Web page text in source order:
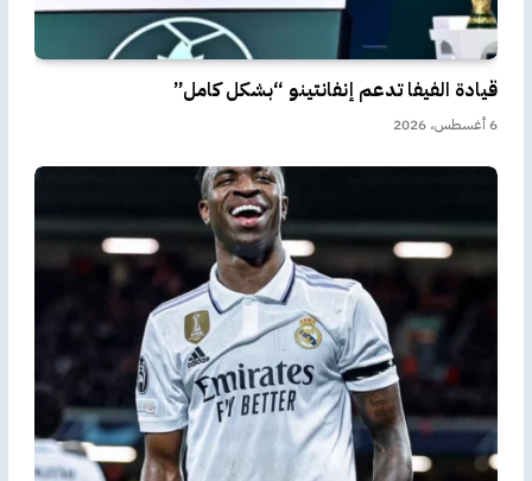
قيادة الفيفا تدعم إنفانتينو “بشكل كامل”
6 أغسطس، 2026